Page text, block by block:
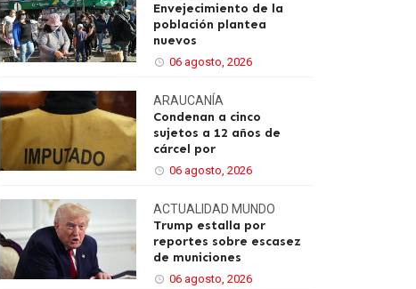
Envejecimiento de la
población plantea
nuevos
06 agosto, 2026
ARAUCANÍA
Condenan a cinco
sujetos a 12 años de
cárcel por
06 agosto, 2026
ACTUALIDAD MUNDO
Trump estalla por
reportes sobre escasez
de municiones
06 agosto, 2026